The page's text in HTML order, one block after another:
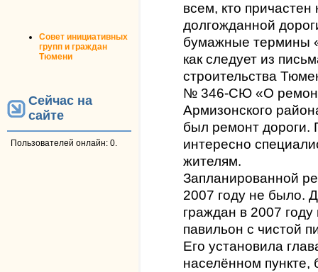
Совет инициативных
групп и граждан
Тюмени
Сейчас на
сайте
Пользователей онлайн: 0.
всем, кто причастен
долгожданной
бумажные термины
как следует из
строительства
№ 346-СЮ «О
Армизонского
был ремонт дороги.
интересно
жителям.
Запланированной
2007 году не было.
граждан в 2007
павильон с чистой
Его установила
населённом пункте,